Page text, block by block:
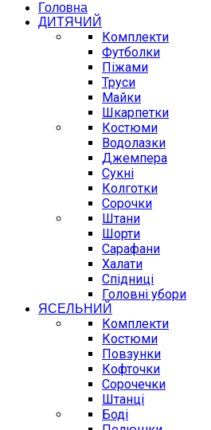
Головна
ДИТЯЧИЙ
Комплекти
Футболки
Піжами
Труси
Майки
Шкарпетки
Костюми
Водолазки
Джемпера
Сукні
Колготки
Сорочки
Штани
Шорти
Сарафани
Халати
Спідниці
Головні убори
ЯСЕЛЬНИЙ
Комплекти
Костюми
Повзунки
Кофточки
Сорочечки
Штанці
Боді